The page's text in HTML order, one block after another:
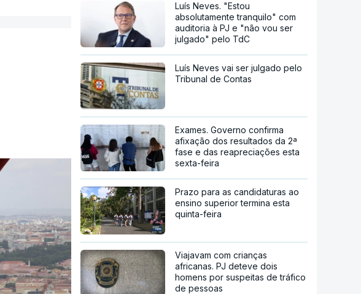
Luís Neves. "Estou
absolutamente tranquilo" com
auditoria à PJ e "não vou ser
julgado" pelo TdC
Luís Neves vai ser julgado pelo
Tribunal de Contas
Exames. Governo confirma
afixação dos resultados da 2ª
fase e das reapreciações esta
sexta-feira
Prazo para as candidaturas ao
ensino superior termina esta
quinta-feira
Viajavam com crianças
africanas. PJ deteve dois
homens por suspeitas de tráfico
de pessoas